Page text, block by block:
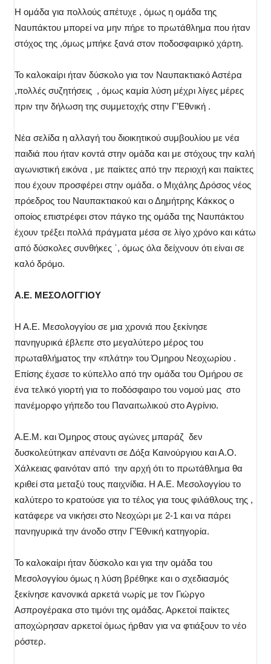
Η ομάδα για πολλούς απέτυχε , όμως η ομάδα της
Ναυπάκτου μπορεί να μην πήρε το πρωτάθλημα που ήταν
στόχος της ,όμως μπήκε ξανά στον ποδοσφαιρικό χάρτη.
Το καλοκαίρι ήταν δύσκολο για τον Ναυπακτιακό Αστέρα
,πολλές συζητήσεις , όμως καμία λύση μέχρι λίγες μέρες
πριν την δήλωση της συμμετοχής στην Γ’Εθνική .
Νέα σελίδα η αλλαγή του διοικητικού συμβουλίου με νέα
παιδιά που ήταν κοντά στην ομάδα και με στόχους την καλή
αγωνιστική εικόνα , με παίκτες από την περιοχή και παίκτες
που έχουν προσφέρει στην ομάδα. ο Μιχάλης Δρόσος νέος
πρόεδρος του Ναυπακτιακού και ο Δημήτρης Κάκκος ο
οποίος επιστρέφει στον πάγκο της ομάδα της Ναυπάκτου
έχουν τρέξει πολλά πράγματα μέσα σε λίγο χρόνο και κάτω
από δύσκολες συνθήκες ΄, όμως όλα δείχνουν ότι είναι σε
καλό δρόμο.
Α.Ε. ΜΕΣΟΛΟΓΓΙΟΥ
Η Α.Ε. Μεσολογγίου σε μια χρονιά που ξεκίνησε
πανηγυρικά έβλεπε στο μεγαλύτερο μέρος του
πρωταθλήματος την «πλάτη» του Όμηρου Νεοχωρίου .
Επίσης έχασε το κύπελλο από την ομάδα του Ομήρου σε
ένα τελικό γιορτή για το ποδόσφαιρο του νομού μας στο
πανέμορφο γήπεδο του Παναιτωλικού στο Αγρίνιο.
Α.Ε.Μ. και Όμηρος στους αγώνες μπαράζ δεν
δυσκολεύτηκαν απέναντι σε Δόξα Καινούργιου και Α.Ο.
Χάλκειας φαινόταν από την αρχή ότι το πρωτάθλημα θα
κριθεί στα μεταξύ τους παιχνίδια. Η Α.Ε. Μεσολογγίου το
καλύτερο το κρατούσε για το τέλος για τους φιλάθλους της ,
κατάφερε να νικήσει στο Νεοχώρι με 2-1 και να πάρει
πανηγυρικά την άνοδο στην Γ’Εθνική κατηγορία.
Το καλοκαίρι ήταν δύσκολο και για την ομάδα του
Μεσολογγίου όμως η λύση βρέθηκε και ο σχεδιασμός
ξεκίνησε κανονικά αρκετά νωρίς με τον Γιώργο
Ασπρογέρακα στο τιμόνι της ομάδας. Αρκετοί παίκτες
αποχώρησαν αρκετοί όμως ήρθαν για να φτιάξουν το νέο
ρόστερ.